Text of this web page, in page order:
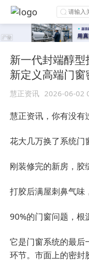
新一代封端醇
新定义高端门窗
慧正资讯 2026-06-02
慧正资讯， 你有没有
花大几万换了系统门
刚装修完的新房，胶
打胶后满屋刺鼻气味
90%的门窗问题，根
它是门窗系统的最后
环节。市面上的密封